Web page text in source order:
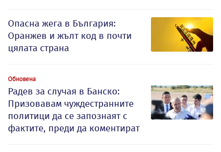
Опасна жега в България:
Оранжев и жълт код в почти
цялата страна
Обновена
Радев за случая в Банско:
Призовавам чуждестранните
политици да се запознаят с
фактите, преди да коментират